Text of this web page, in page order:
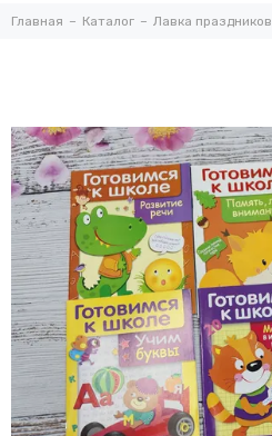
Главная Каталог Лавка праздников